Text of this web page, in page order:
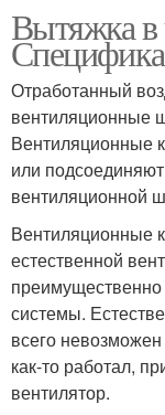
Вытяжка в
Отработанный
вентиляционные
Вентиляционные
или
вентиляционной
Вентиляционные
естественной
преимущественно
системы.
всего
как-то работал,
вентилятор.